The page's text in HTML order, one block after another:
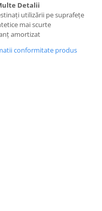
Detalii
utilizării pe suprafețe
mai scurte
amortizat
conformitate produs